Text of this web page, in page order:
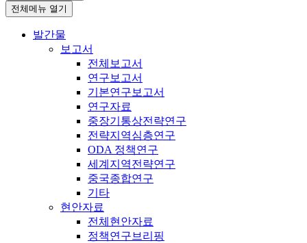
전체메뉴 열기
발간물
보고서
전체보고서
연구보고서
기본연구보고서
연구자료
중장기통상전략연구
전략지역심층연구
ODA 정책연구
세계지역전략연구
중국종합연구
기타
현안자료
전체현안자료
정책연구브리핑